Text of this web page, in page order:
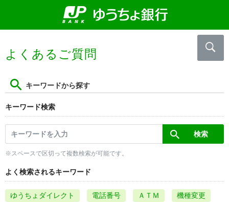
よくあるご質問
キーワードから探す
キーワード検索
※スペースで区切って複数検索が可能です。
よく検索されるキーワード
ゆうちょダイレクト 電話番号 ＡＴＭ 機種変更